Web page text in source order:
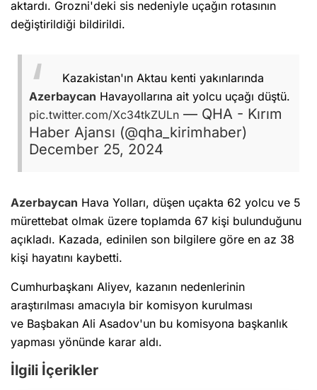
aktardı. Grozni'deki sis nedeniyle uçağın rotasının
değiştirildiği bildirildi.
Kazakistan'ın Aktau kenti yakınlarında
Azerbaycan Havayollarına ait yolcu uçağı düştü.
pic.twitter.com/Xc34tkZULn — QHA - Kırım
Haber Ajansı (@qha_kirimhaber)
December 25, 2024
Azerbaycan Hava Yolları, düşen uçakta 62 yolcu ve 5
mürettebat olmak üzere toplamda 67 kişi bulunduğunu
açıkladı. Kazada, edinilen son bilgilere göre en az 38
kişi hayatını kaybetti.
Cumhurbaşkanı Aliyev, kazanın nedenlerinin
araştırılması amacıyla bir komisyon kurulması
ve Başbakan Ali Asadov'un bu komisyona başkanlık
yapması yönünde karar aldı.
İlgili İçerikler